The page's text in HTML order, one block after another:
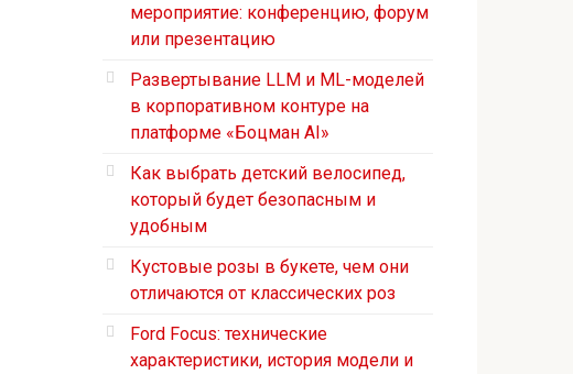
мероприятие: конференцию, форум
или презентацию
Развертывание LLM и ML-моделей
в корпоративном контуре на
платформе «Боцман AI»
Как выбрать детский велосипед,
который будет безопасным и
удобным
Кустовые розы в букете, чем они
отличаются от классических роз
Ford Focus: технические
характеристики, история модели и